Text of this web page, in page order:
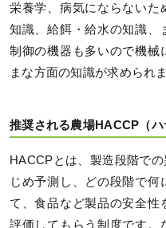
栄養学、病気にならないた
知識、給餌・給水の知識、
制御の機器も多いので機械
まな方面の知識が求められま
推奨される農場HACCP（ハ
HACCPとは、製造段階で
じめ予測し、どの段階で
て、食品など製品の安全性
評価してもらう制度です。